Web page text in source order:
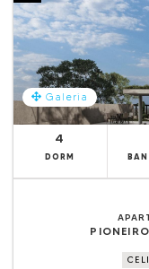
Galeria
4
DORM